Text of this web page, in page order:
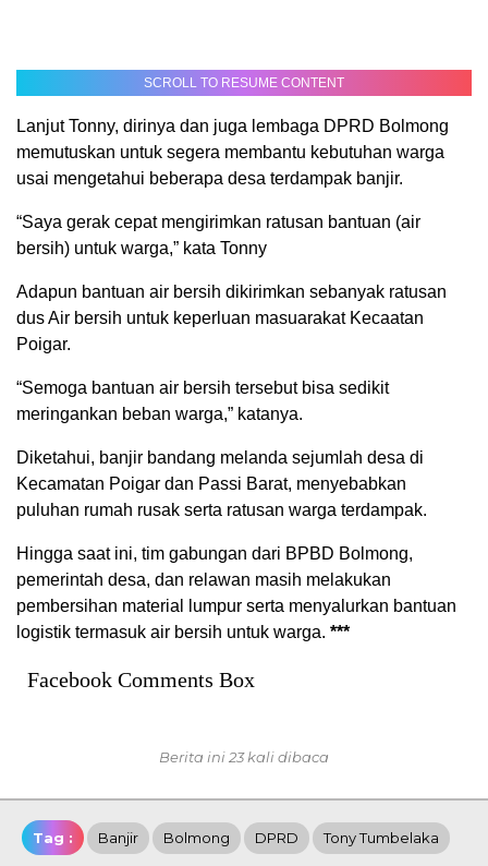
SCROLL TO RESUME CONTENT
Lanjut Tonny, dirinya dan juga lembaga DPRD Bolmong
memutuskan untuk segera membantu kebutuhan warga
usai mengetahui beberapa desa terdampak banjir.
“Saya gerak cepat mengirimkan ratusan bantuan (air
bersih) untuk warga,” kata Tonny
Adapun bantuan air bersih dikirimkan sebanyak ratusan
dus Air bersih untuk keperluan masuarakat Kecaatan
Poigar.
“Semoga bantuan air bersih tersebut bisa sedikit
meringankan beban warga,” katanya.
Diketahui, banjir bandang melanda sejumlah desa di
Kecamatan Poigar dan Passi Barat, menyebabkan
puluhan rumah rusak serta ratusan warga terdampak.
Hingga saat ini, tim gabungan dari BPBD Bolmong,
pemerintah desa, dan relawan masih melakukan
pembersihan material lumpur serta menyalurkan bantuan
logistik termasuk air bersih untuk warga. ***
Facebook Comments Box
Berita ini 23 kali dibaca
Tag : Banjir Bolmong DPRD Tony Tumbelaka